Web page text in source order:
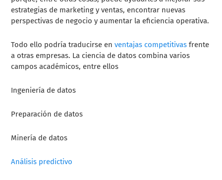
estrategias de marketing y ventas, encontrar nuevas
perspectivas de negocio y aumentar la eficiencia operativa.
Todo ello podría traducirse enventajas competitivas frente
a otras empresas. La ciencia de datos combina varios
campos académicos, entre ellos
Ingeniería de datos
Preparación de datos
Minería de datos
Análisis predictivo